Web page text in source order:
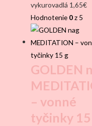
vykurovadlá 1,65€
Hodnotenie 0z 5
GOLDEN
– vonné
tyčinky 15